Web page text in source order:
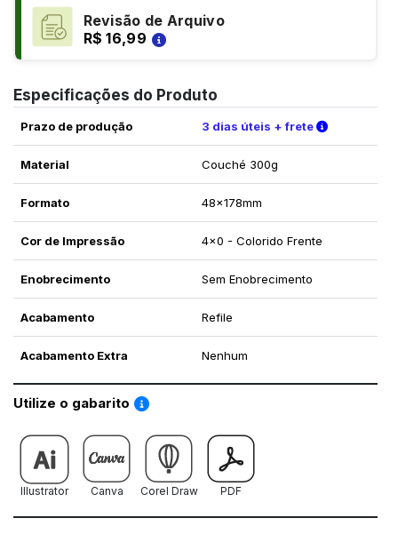
Revisão de Arquivo
R$ 16,99
Especificações do Produto
Prazo de produção 3 dias úteis + frete Verifique
Material Couché 300g
Formato 48x178mm
Cor de Impressão 4x0 - Colorido Frente
Enobrecimento Sem Enobrecimento
Acabamento Refile
Acabamento Extra Nenhum
Utilize o gabarito Saiba como utilizar os nossos gabaritos
Illustrator Canva Corel Draw PDF